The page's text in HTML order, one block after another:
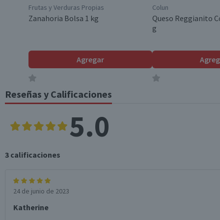
Frutas y Verduras Propias
Zanahoria Bolsa 1 kg
Agregar
Colun
Queso Reggianito
g
Reseñas y Calificaciones
5.0
3 calificaciones
24 de junio de 2023
Katherine